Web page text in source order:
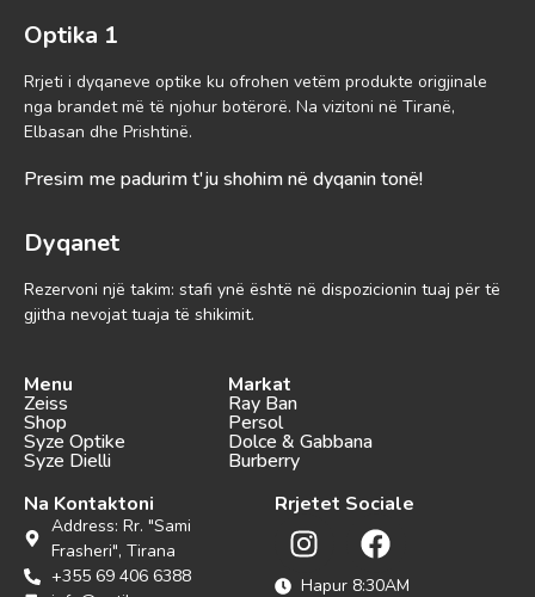
Optika 1
Rrjeti i dyqaneve optike ku ofrohen vetëm produkte origjinale
nga brandet më të njohur botërorë. Na vizitoni në Tiranë,
Elbasan dhe Prishtinë.
Presim me padurim t'ju shohim në dyqanin tonë!
Dyqanet
Rezervoni një takim: stafi ynë është në dispozicionin tuaj për të
gjitha nevojat tuaja të shikimit.
Menu
Zeiss
Shop
Syze Optike
Syze Dielli
Markat
Ray Ban
Persol
Dolce & Gabbana
Burberry
Na Kontaktoni
Address: Rr. "Sami
Frasheri", Tirana
+355 69 406 6388
Rrjetet Sociale
Hapur 8:30AM